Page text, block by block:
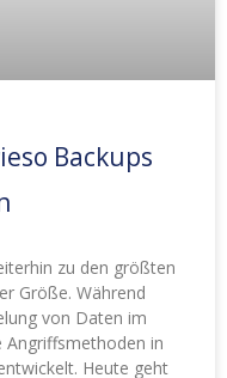
Backups
zu den größten
Größe. Während
von Daten im
Angriffsmethoden in
Heute geht